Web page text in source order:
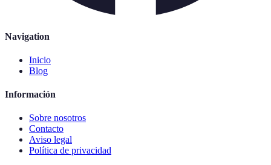
Navigation
Inicio
Blog
Información
Sobre nosotros
Contacto
Aviso legal
Política de privacidad